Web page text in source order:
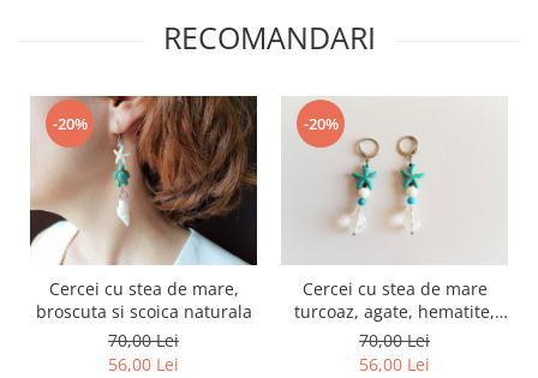
RECOMANDARI
-20%
Cercei cu stea de mare,
broscuta si scoica naturala
70,00 Lei
56,00 Lei
-20%
Cercei cu stea de mare
turcoaz, agate, hematite,
turcoaz reconstituit, cristale
picaturi
70,00 Lei
56,00 Lei